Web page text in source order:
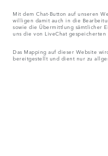
Mit dem Chat-Button auf unseren
willigen damit auch in die
sowie die Übermittlung sämtlicher
uns die von LiveChat
Das Mapping auf dieser Website
bereitgestellt und dient nur zu